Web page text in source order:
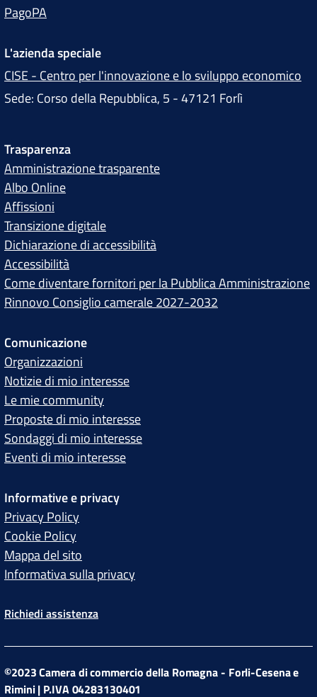
PagoPA
L'azienda speciale
CISE - Centro per l'innovazione e lo sviluppo economico
Sede: Corso della Repubblica, 5 - 47121 Forlì
Trasparenza
Amministrazione trasparente
Albo Online
Affissioni
Transizione digitale
Dichiarazione di accessibilità
Accessibilità
Come diventare fornitori per la Pubblica Amministrazione
Rinnovo Consiglio camerale 2027-2032
Comunicazione
Organizzazioni
Notizie di mio interesse
Le mie community
Proposte di mio interesse
Sondaggi di mio interesse
Eventi di mio interesse
Informative e privacy
Privacy Policy
Cookie Policy
Mappa del sito
Informativa sulla privacy
Richiedi assistenza
©2023 Camera di commercio della Romagna - Forli-Cesena e
Rimini | P.IVA 04283130401